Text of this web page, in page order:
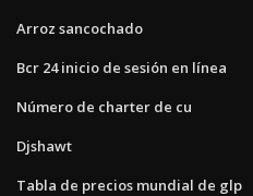
Arroz sancochado
Bcr 24 inicio de sesión en línea
Número de charter de cu
Djshawt
Tabla de precios mundial de glp